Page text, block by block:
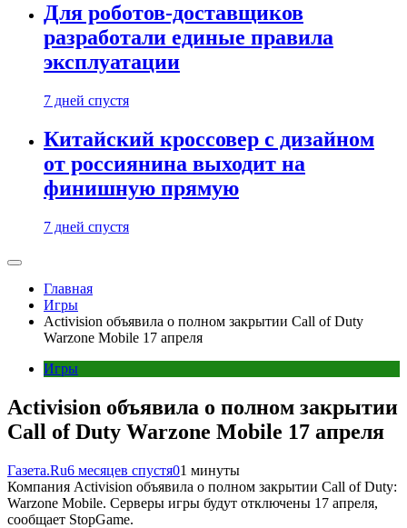
Для роботов-доставщиков
разработали единые правила
эксплуатации
7 дней спустя
Китайский кроссовер с дизайном
от россиянина выходит на
финишную прямую
7 дней спустя
Главная
Игры
Activision объявила о полном закрытии Call of Duty
Warzone Mobile 17 апреля
Игры
Activision объявила о полном закрытии
Call of Duty Warzone Mobile 17 апреля
Газета.Ru6 месяцев спустя01 минуты
Компания Activision объявила о полном закрытии Call of Duty:
Warzone Mobile. Серверы игры будут отключены 17 апреля,
сообщает StopGame.